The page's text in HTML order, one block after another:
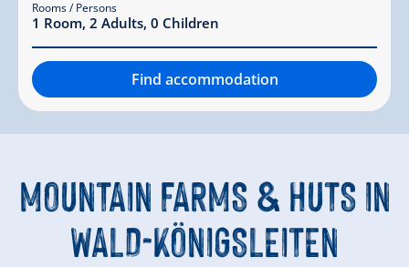
Rooms / Persons
1 Room, 2 Adults, 0 Children
Find accommodation
MOUNTAIN FARMS & HUTSIN
WALD-KÖNIGSLEITEN